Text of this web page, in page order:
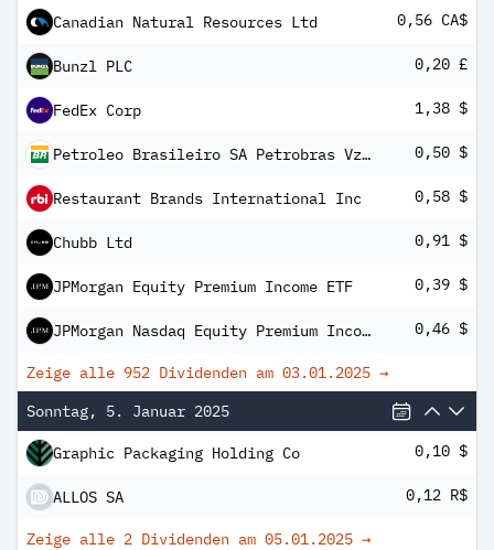
Canadian Natural Resources Ltd 0,56 CA$
Bunzl PLC 0,20 £
FedEx Corp 1,38 $
Petroleo Brasileiro SA Petrobras Vz ADR 0,50 $
Restaurant Brands International Inc 0,58 $
Chubb Ltd 0,91 $
JPMorgan Equity Premium Income ETF 0,39 $
JPMorgan Nasdaq Equity Premium Income ETF 0,46 $
Zeige alle 952 Dividenden am 03.01.2025 →
Sonntag, 5. Januar 2025
Graphic Packaging Holding Co 0,10 $
ALLOS SA 0,12 R$
Zeige alle 2 Dividenden am 05.01.2025 →